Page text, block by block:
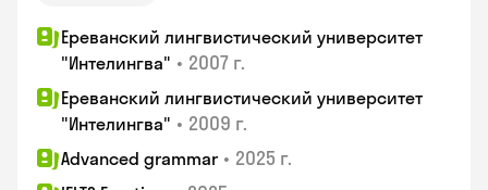
Ереванский лингвистический университет
"Интелингва" • 2007 г.
Ереванский лингвистический университет
"Интелингва" • 2009 г.
Advanced grammar • 2025 г.